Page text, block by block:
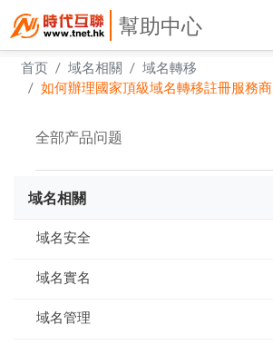
幫助中心
首页 域名相關
域名轉移
如何辦理國家頂級域名轉移註冊服務商
全部产品问题
域名相關
域名安全
域名使用承諾書
域名指紋
域名實名
如何進行域名實名認證
域名管理